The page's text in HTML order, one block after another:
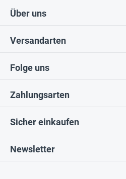
Folge uns
Sicher einkaufen
Über uns
Newsletter
Zahlungsarten
Versandarten